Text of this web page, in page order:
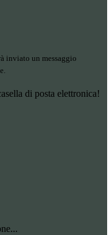
inviato un messaggio
di posta elettronica!